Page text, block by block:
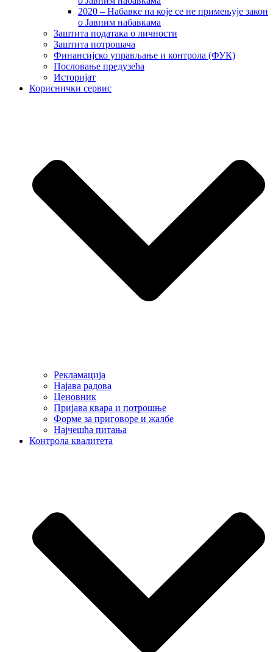
2020 – Набавке на које се не примењује закон
о Јавним набавкама
Заштита података о личности
Заштита потрошача
Финансијско управљање и контрола (ФУК)
Пословање предузећа
Историјат
Кориснички сервис
Рекламација
Најава радова
Ценовник
Пријава квара и потрошње
Форме за приговоре и жалбе
Најчешћа питања
Контрола квалитета